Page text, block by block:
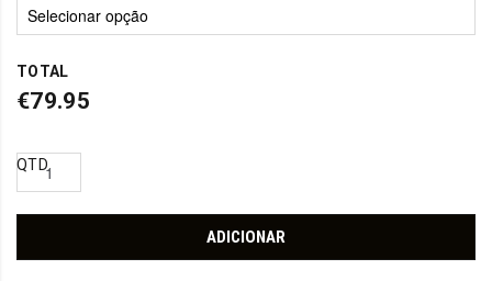
TOTAL
€79.95
QTD
ADICIONAR